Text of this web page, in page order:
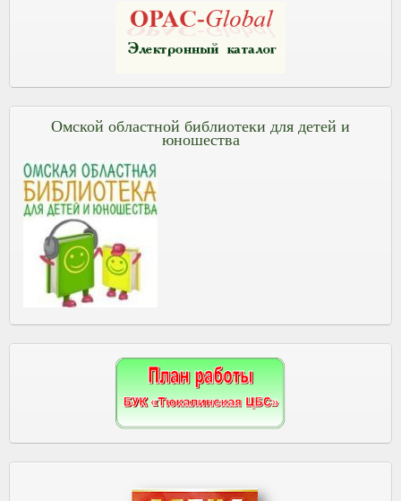
Омской областной библиотеки для детей и
юношества